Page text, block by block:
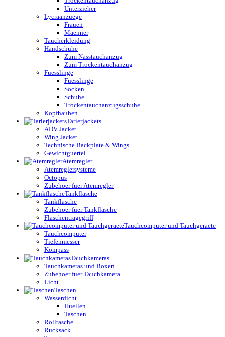
Unterzieher
Lycraanzuege
Frauen
Maenner
Taucherkleidung
Handschuhe
Zum Nasstauchanzug
Zum Trockentauchanzug
Fuesslinge
Fuesslinge
Socken
Schuhe
Trockentauchanzugsschuhe
Kopfhauben
Tarierjackets
ADV Jacket
Wing Jacket
Technische Backplate & Wings
Gewichtguertel
Atemregler
Atemreglersysteme
Octopus
Zubehoer fuer Atemregler
Tankflasche
Tankflasche
Zubehoer fuer Tankflasche
Flaschentragegriff
Tauchcomputer und Tauchgeraete
Tauchcomputer
Tiefenmesser
Kompass
Tauchkameras
Tauchkameras und Boxen
Zubehoer fuer Tauchkamera
Licht
Taschen
Wasserdicht
Huellen
Taschen
Rolltasche
Rucksack